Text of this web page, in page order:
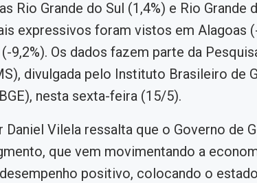
Rio Grande do Sul (1,4%) e Rio Grande
expressivos foram vistos em Alagoas
9,2%). Os dados fazem parte da
divulgada pelo Instituto Brasileiro de
nesta sexta-feira (15/5).
Daniel Vilela ressalta que o Governo de
que vem movimentando a
positivo, colocando o